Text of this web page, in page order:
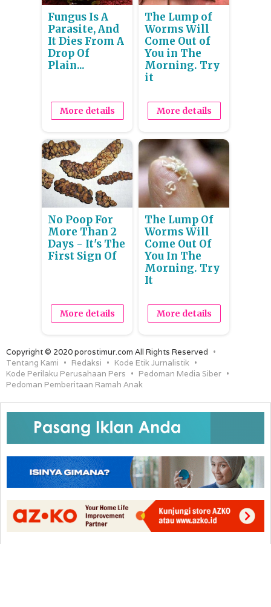
Fungus Is A
Parasite, And
It Dies From A
Drop Of
Plain...
More details
The Lump of
Worms Will
Come Out of
You in The
Morning. Try
it
More details
No Poop For
More Than 2
Days - It's The
First Sign Of
More details
The Lump Of
Worms Will
Come Out Of
You In The
Morning. Try
It
More details
Copyright © 2020 porostimur.com All Rights Reserved
Tentang Kami
Redaksi
Kode Etik Jurnalistik
Kode Perilaku Perusahaan Pers
Pedoman Media Siber
Pedoman Pemberitaan Ramah Anak